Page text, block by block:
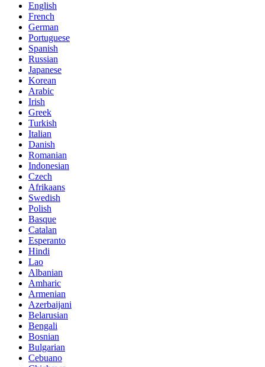
English
French
German
Portuguese
Spanish
Russian
Japanese
Korean
Arabic
Irish
Greek
Turkish
Italian
Danish
Romanian
Indonesian
Czech
Afrikaans
Swedish
Polish
Basque
Catalan
Esperanto
Hindi
Lao
Albanian
Amharic
Armenian
Azerbaijani
Belarusian
Bengali
Bosnian
Bulgarian
Cebuano